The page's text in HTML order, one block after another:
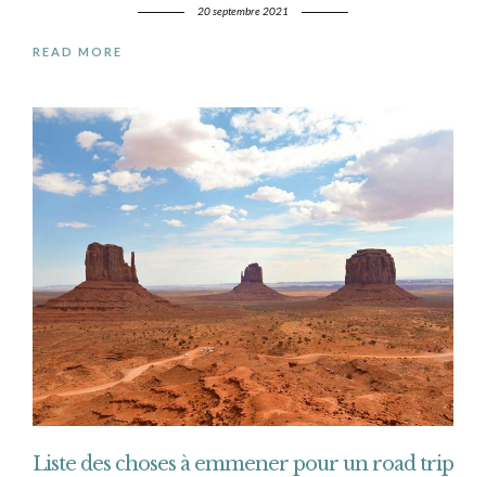
20 septembre 2021
READ MORE
Liste des choses à emmener pour un road trip